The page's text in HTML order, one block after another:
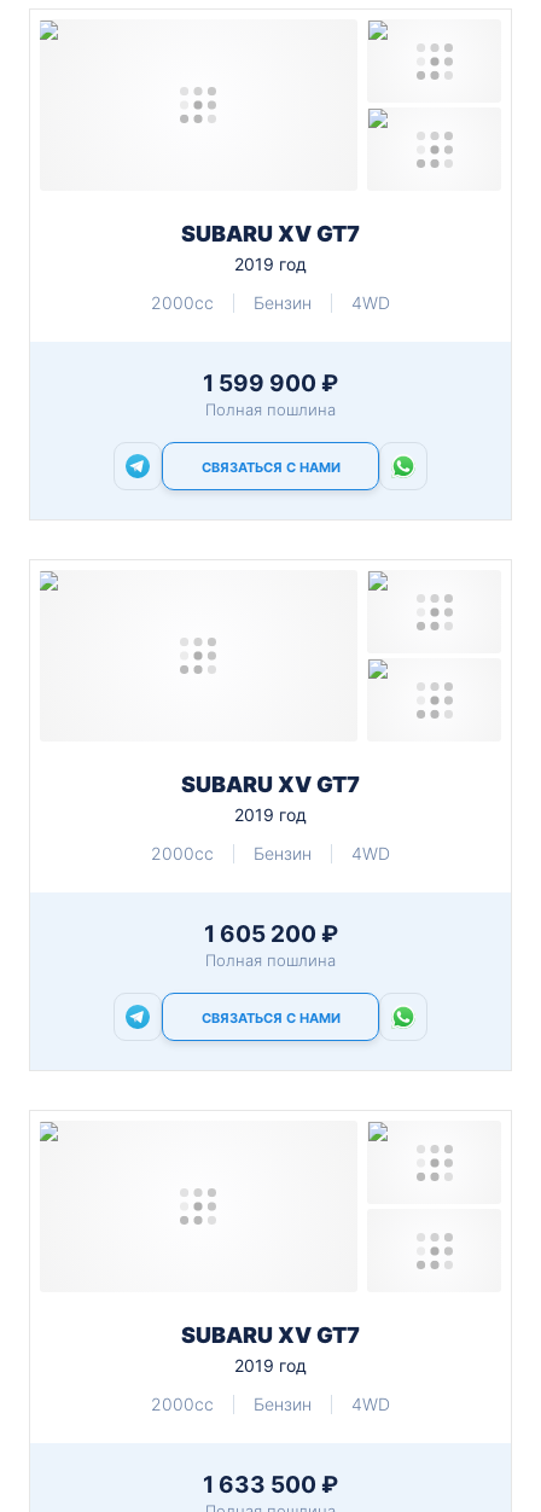
SUBARU XV GT7
2019 год
2000cc
Бензин 4WD
1 599 900 ₽
Полная пошлина
СВЯЗАТЬСЯ С НАМИ
SUBARU XV GT7
2019 год
2000cc
Бензин 4WD
1 605 200 ₽
Полная пошлина
СВЯЗАТЬСЯ С НАМИ
SUBARU XV GT7
2019 год
2000cc
Бензин 4WD
1 633 500 ₽